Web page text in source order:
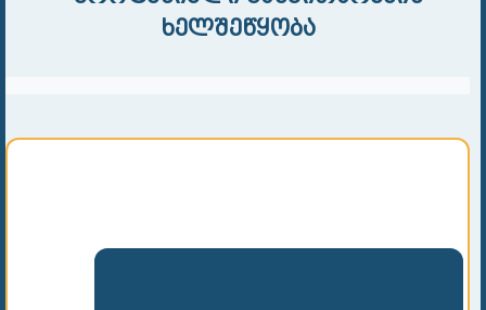
ხელშეწყობა